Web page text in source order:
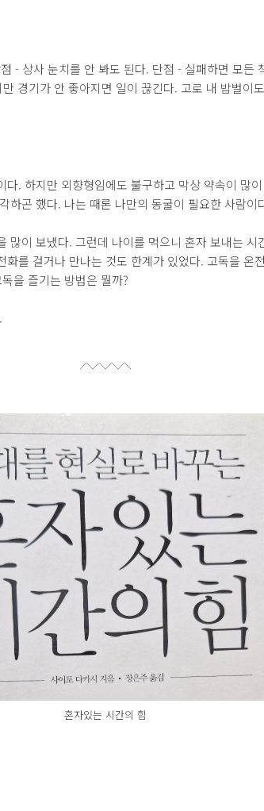
- 상사 눈치를 안 봐도 된다. 단점 - 실패하면 모든
경기가 안 좋아지면 일이 끊긴다. 고로 내 밥벌이
다. 하지만 외향형임에도 불구하고 막상 약속이 많
하곤 했다. 나는 때론 나만의 동굴이 필요한 사람이
많이 보냈다. 그런데 나이를 먹으니 혼자 보내는 시
화를 걸거나 만나는 것도 한계가 있었다. 고독을 온
을 즐기는 방법은 뭘까?
혼자있는 시간의 힘